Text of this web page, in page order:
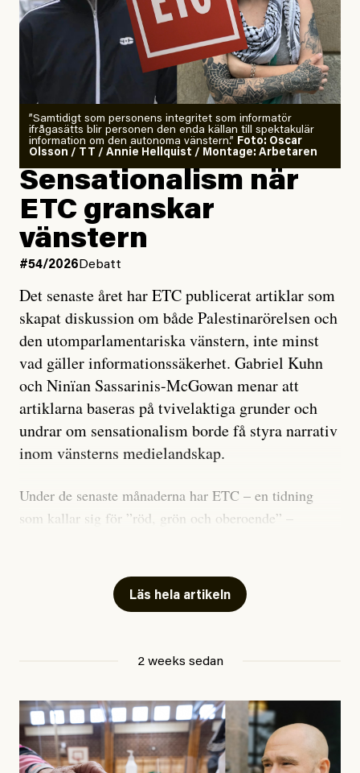
”Samtidigt som personens integritet som informatör
ifrågasätts blir personen den enda källan till spektakulär
information om den autonoma vänstern.” Foto: Oscar
Olsson / TT / Annie Hellquist / Montage: Arbetaren
Sensationalism när
ETC granskar
vänstern
#54/2026 Debatt
Det senaste året har ETC publicerat artiklar som
skapat diskussion om både Palestinarörelsen och
den utomparlamentariska vänstern, inte minst
vad gäller informationssäkerhet. Gabriel Kuhn
och Ninïan Sassarinis-McGowan menar att
artiklarna baseras på tvivelaktiga grunder och
undrar om sensationalism borde få styra narrativ
inom vänsterns medielandskap.
Under de senaste månaderna har ETC – en tidning
som kallar sig för ”röd, grön och oberoende” –
skriver för? Vad betyder det att vara en ”röd, grön och
oberoende” tidning? Och vad är egentligen bra
utpekas som israelisk infiltratör”. Enligt ingressen
handlar artikeln om en person vars ”bakgrund skapar
splittring och oro i rörelsen”. Problemet är att artikeln
Läs hela artikeln
2 weeks sedan